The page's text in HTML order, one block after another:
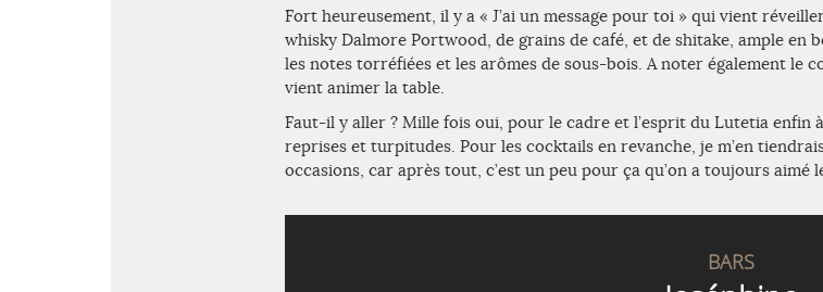
Fort heureusement, il y a « J’ai un message pour toi » qui vient
whisky Dalmore Portwood, de grains de café, et de shitake, ample en
les notes torréfiées et les arômes de sous-bois. A noter également
vient animer la table.
Faut-il y aller ? Mille fois oui, pour le cadre et l’esprit du Lutetia enfin
reprises et turpitudes. Pour les cocktails en revanche, je m’en
occasions, car après tout, c’est un peu pour ça qu’on a toujours aimé
BARS